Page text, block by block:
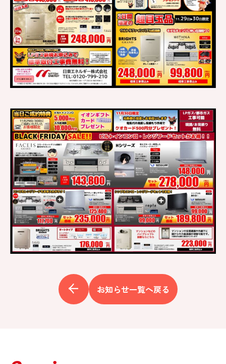
お知らせ一覧へ戻る